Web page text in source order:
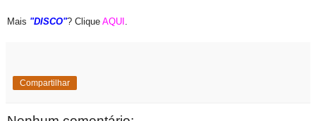
Mais "DISCO"? Clique AQUI
Compartilhar